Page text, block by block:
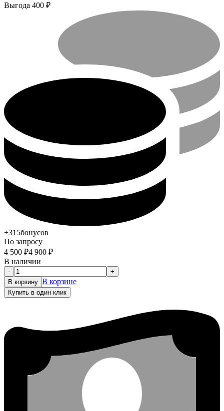
Выгода 400 ₽
+315бонусов
По запросу
4 500 ₽4 900 ₽
В наличии
-
+
В корзину В корзине
Купить в один клик